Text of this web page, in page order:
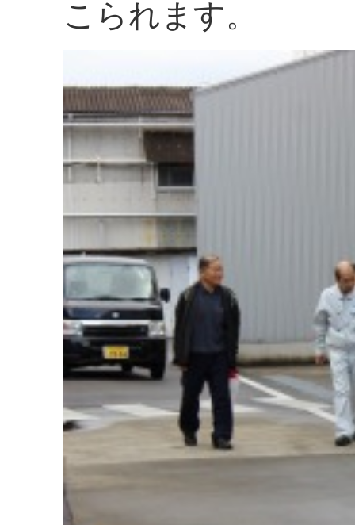
こられます。